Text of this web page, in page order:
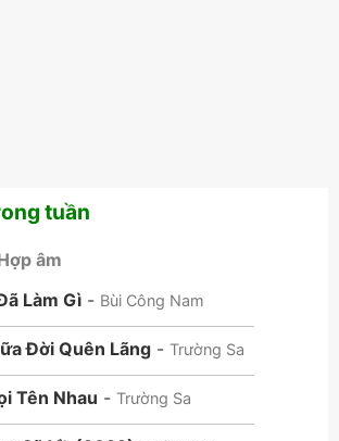
tuần
âm
Làm Gì - Bùi Công Nam
Đời Quên Lãng - Trường Sa
Tên Nhau - Trường Sa